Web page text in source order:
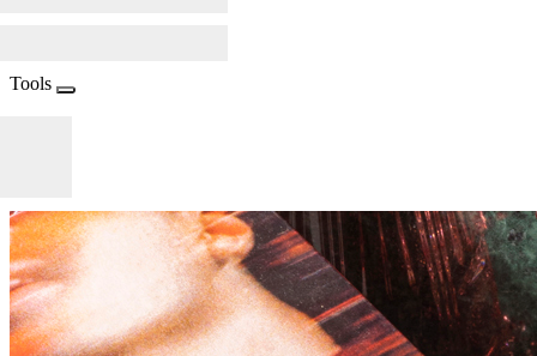
Tools